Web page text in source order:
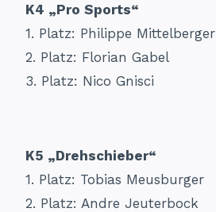
K4 „Pro Sports“
1. Platz: Philippe Mittelberger
2. Platz: Florian Gabel
3. Platz: Nico Gnisci
K5 „Drehschieber“
1. Platz: Tobias Meusburger
2. Platz: Andre Jeuterbock